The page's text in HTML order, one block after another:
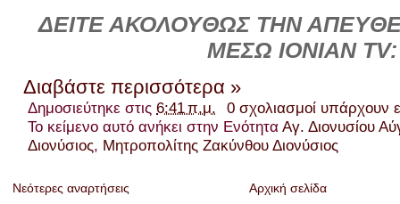
ΔΕΙΤΕ ΑΚΟΛΟΥΘΩΣ ΤΗΝ
ΜΕΣΩ IONIAN TV:
Διαβάστε περισσότερα »
Δημοσιεύτηκε στις6:41 π.μ.
0 σχολιασμοί υπάρχουν
Το κείμενο αυτό ανήκει στην ΕνότηταΑγ. Διονυσίου
Διονύσιος, Μητροπολίτης Ζακύνθου Διονύσιος
Νεότερες αναρτήσεις
Αρχική σελίδα